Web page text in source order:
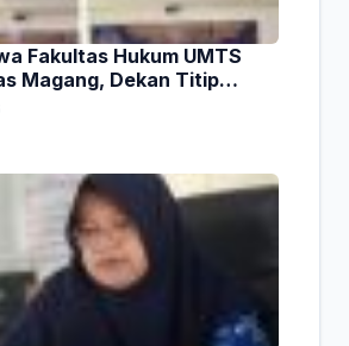
Fakultas Hukum UMTS
Magang, Dekan Titip
Penting